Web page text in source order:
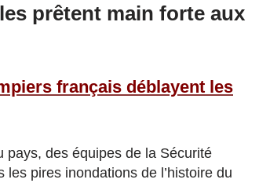
prêtent main forte aux
français déblayent les
pays, des équipes de la Sécurité
pires inondations de l’histoire du